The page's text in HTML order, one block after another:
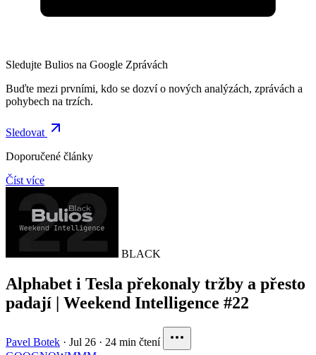
Sledujte Bulios na Google Zprávách
Buďte mezi prvními, kdo se dozví o nových analýzách, zprávách a
pohybech na trzích.
Sledovat
Doporučené články
Číst více
BLACK
Alphabet i Tesla překonaly tržby a přesto
padají | Weekend Intelligence #22
Pavel Botek · Jul 26 · 24 min čtení